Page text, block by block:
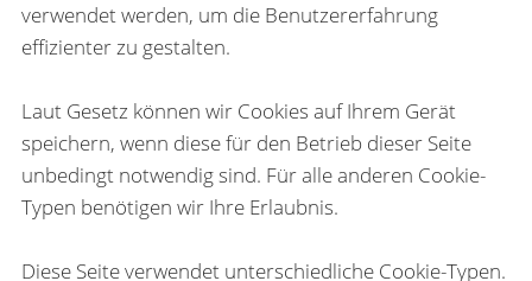
verwendet werden, um die Benutzererfahrung
effizienter zu gestalten.
Laut Gesetz können wir Cookies auf Ihrem Gerät
speichern, wenn diese für den Betrieb dieser Seite
unbedingt notwendig sind. Für alle anderen Cookie-
Typen benötigen wir Ihre Erlaubnis.
Diese Seite verwendet unterschiedliche Cookie-Typen.